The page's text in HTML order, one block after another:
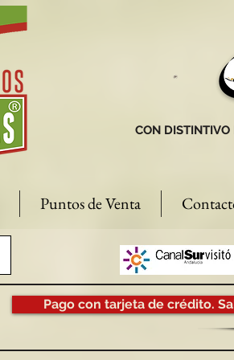
CON
Puntos de Venta
Pago con tarjeta de crédito.